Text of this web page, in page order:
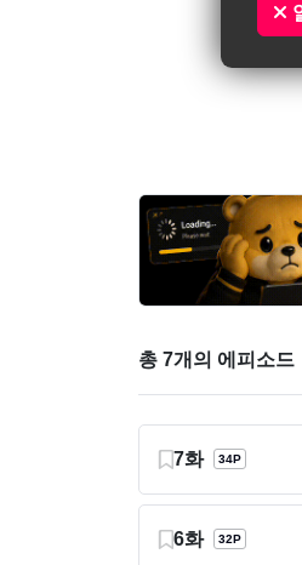
총 7개의 에피소드
7화 34P
6화 32P